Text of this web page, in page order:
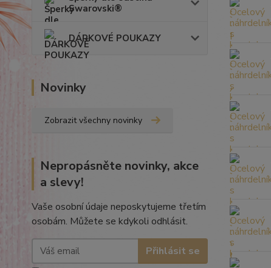
Swarovski®
DÁRKOVÉ POUKAZY
Novinky
Zobrazit všechny novinky
Nepropásněte novinky, akce
a slevy!
Vaše osobní údaje neposkytujeme třetím
osobám. Můžete se kdykoli odhlásit.
Přihlásit se